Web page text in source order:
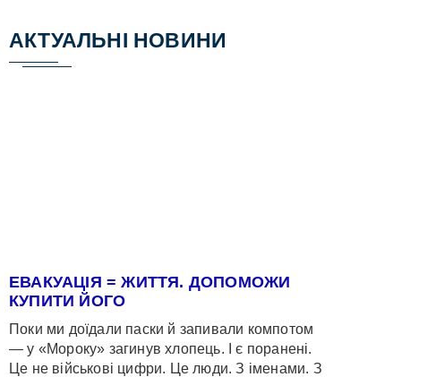
АКТУАЛЬНІ НОВИНИ
ЕВАКУАЦІЯ = ЖИТТЯ. ДОПОМОЖИ
КУПИТИ ЙОГО
Поки ми доїдали паски й запивали компотом
— у «Мороку» загинув хлопець. І є поранені.
Це не військові цифри. Це люди. З іменами. З